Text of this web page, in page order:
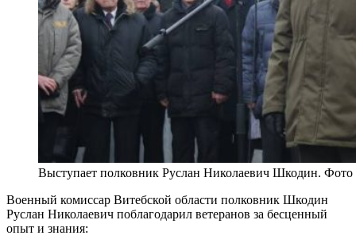
Выступает полковник Руслан Николаевич Шкодин.
Военный комиссар Витебской области полковник Шкодин
Руслан Николаевич поблагодарил ветеранов за бесценный
опыт и знания: